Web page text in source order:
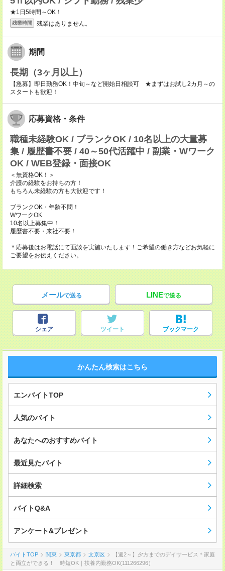
★1日5時間～OK！
残業時間 残業はありません。
期間
長期（3ヶ月以上）
【急募】即日勤務OK！中旬～など開始日相談可 ★まずはお試し2カ月～の
スタートも歓迎！
応募資格・条件
職種未経験OK / ブランクOK / 10名以上の大量募
集 / 履歴書不要 / 40～50代活躍中 / 副業・Wワーク
OK / WEB登録・面接OK
＜無資格OK！＞
介護の経験をお持ちの方！
もちろん未経験の方も大歓迎です！
ブランクOK・年齢不問！
WワークOK
10名以上募集中！
履歴書不要・来社不要！
＊応募後はお電話にて面談を実施いたします！ご希望の働き方などお気軽に
ご要望をお伝えください。
メールで送る LINEで送る
シェア ツイート ブックマーク
かんたん検索はこちら
エンバイトTOP
人気のバイト
あなたへのおすすめバイト
最近見たバイト
詳細検索
バイトQ&A
アンケート&プレゼント
バイトTOP 関東 東京都 文京区
【週2～】夕方までのデイサービス＊家庭
と両立ができる！｜時短OK｜扶養内勤務OK(111266296）